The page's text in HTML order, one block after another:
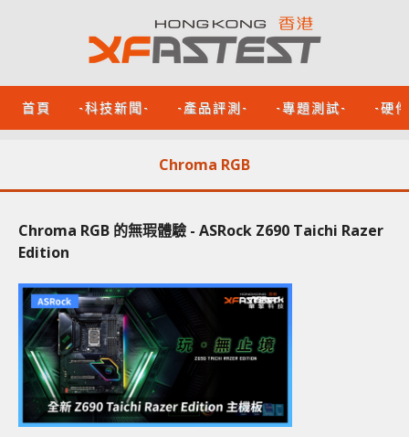
首頁 -科技新聞- -產品評測- -專題測試- -硬
Chroma RGB
Chroma RGB 的無瑕體驗 - ASRock Z690 Taichi Razer
Edition